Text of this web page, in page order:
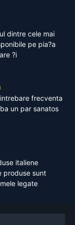
dintre cele mai
pe pia?a
?i
frecventa
un par sanatos
italiene
produse sunt
legate